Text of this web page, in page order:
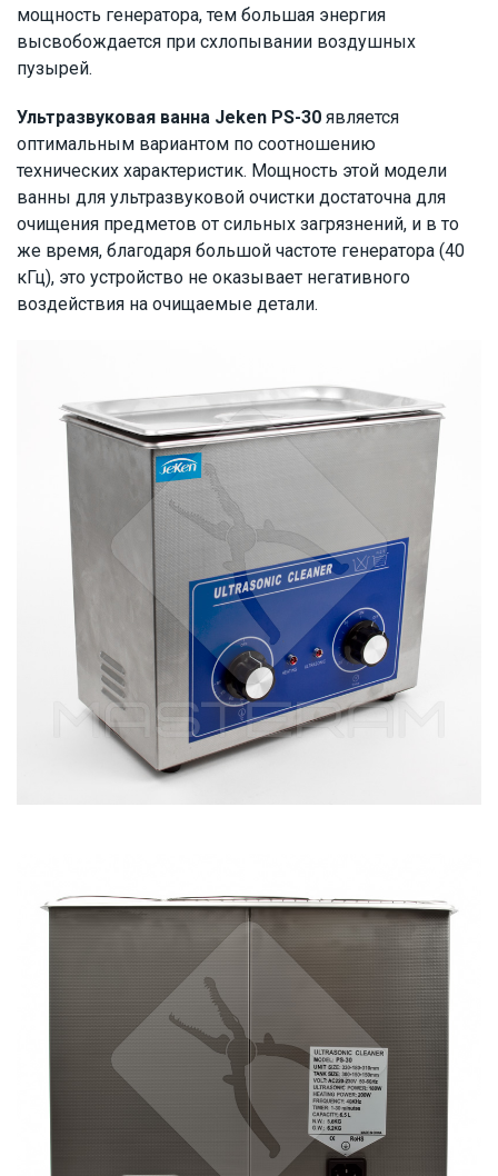
мощность генератора, тем большая энергия
высвобождается при схлопывании воздушных
пузырей.
Ультразвуковая ванна Jeken PS-30 является
оптимальным вариантом по соотношению
технических характеристик. Мощность этой модели
ванны для ультразвуковой очистки достаточна для
очищения предметов от сильных загрязнений, и в то
же время, благодаря большой частоте генератора (40
кГц), это устройство не оказывает негативного
воздействия на очищаемые детали.